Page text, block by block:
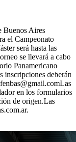
Buenos Aires
el Campeonato
será hasta las
se llevará a cabo
Panamericano
deberán
en los formularios
de origen.Las